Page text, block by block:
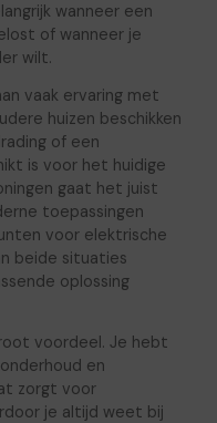
wanneer een
of wanneer je
wilt.
vaak ervaring met
huizen beschikken
of een
is voor het huidige
gaat het juist
toepassingen
voor elektrische
beide situaties
oplossing
voordeel. Je hebt
en
zorgt voor
je altijd weet bij